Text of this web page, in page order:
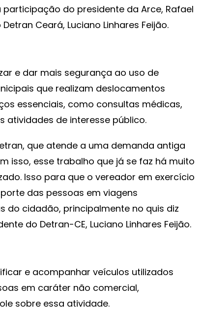
do presidente da Arce, Rafael
Ceará, Luciano Linhares Feijão.
e dar mais segurança ao uso de
que realizam deslocamentos
essenciais, como consultas médicas,
atividades de interesse público.
que atende a uma demanda antiga
isso, esse trabalho que já se faz há muito
Isso para que o vereador em exercício
das pessoas em viagens
do cidadão, principalmente no quis diz
do Detran-CE, Luciano Linhares Feijão.
e acompanhar veículos utilizados
em caráter não comercial,
sobre essa atividade.